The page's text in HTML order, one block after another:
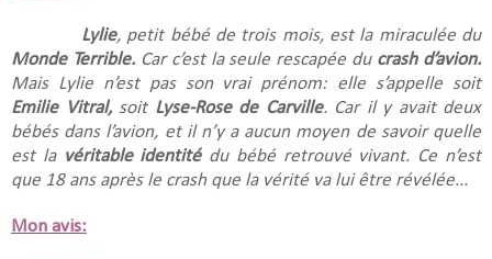
Lylie, petit bébé de trois mois, est la miraculée du
Monde Terrible.Car c’est la seule rescapée du crash d’avion.
Mais Lylie n’est pas son vrai prénom: elle s’appelle soit
Emilie Vitral,soit Lyse-Rose de Carville. Car il y avait deux
bébés dans l’avion, et il n’y a aucun moyen de savoir quelle
est la véritable identitédu bébé retrouvé vivant. Ce n’est
que 18 ans après le crash que la vérité va lui être révélée...
Mon avis: